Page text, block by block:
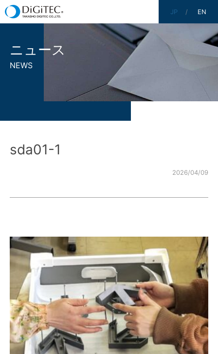
JP EN
ニュース
NEWS
sda01-1
2026/04/09